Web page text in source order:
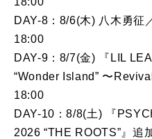
DAY-8：8/6(木) 八木勇
18:00
DAY-9：8/7(金) 『LIL
“Wonder Island” 〜
18:00
DAY-10：8/8(土) 『
2026 “THE ROOTS”』